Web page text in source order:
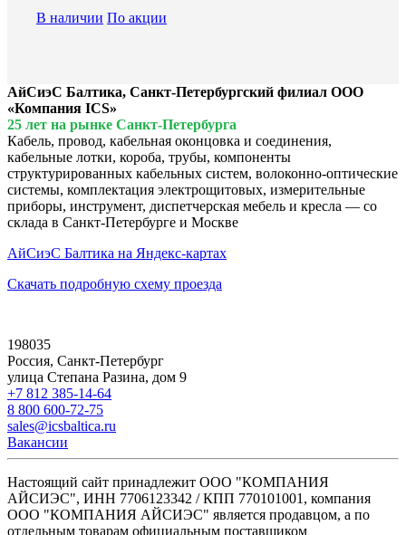
В наличии По акции
АйСиэС Балтика, Санкт-Петербургский филиал ООО
«Компания ICS»
25 лет на рынке Санкт-Петербурга
Кабель, провод, кабельная оконцовка и соединения,
кабельные лотки, короба, трубы, компоненты
структурированных кабельных систем, волоконно-оптические
системы, комплектация электрощитовых, измерительные
приборы, инструмент, диспетчерская мебель и кресла — со
склада в Санкт-Петербурге и Москве
АйСиэС Балтика на Яндекс-картах
Скачать подробную схему проезда
198035
Россия, Санкт-Петербург
улица Степана Разина, дом 9
+7 812 385-14-64
8 800 600-72-75
sales@icsbaltica.ru
Вакансии
Настоящий сайт принадлежит ООО "КОМПАНИЯ
АЙСИЭС", ИНН 7706123342 / КПП 770101001, компания
ООО "КОМПАНИЯ АЙСИЭС" является продавцом, а по
отдельным товарам официальным поставщиком